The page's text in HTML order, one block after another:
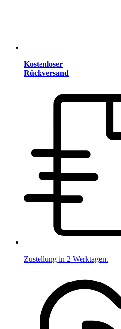
Kostenloser
Rückversand
Zustellung in 2 Werktagen.